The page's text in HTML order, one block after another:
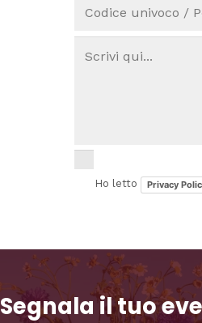
Ho letto Privacy
Segnala il tuo